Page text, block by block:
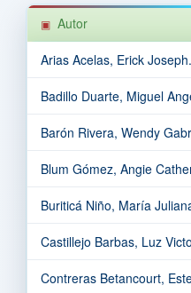
Autor
Arias Acelas, Erick Joseph.
Badillo Duarte, Miguel
Barón Rivera, Wendy
Blum Gómez, Angie
Buriticá Niño, María
Castillejo Barbas, Luz
Contreras Betancourt,